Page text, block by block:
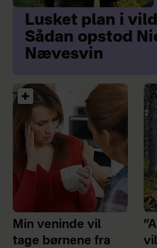
Lusket plan i
Sådan opstod
Nævesvin
Min veninde vil
tage børnene fra